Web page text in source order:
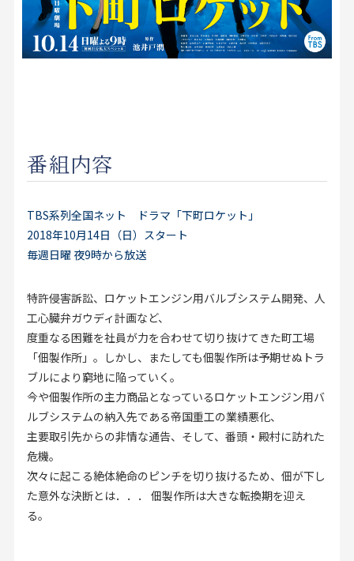
お気に入りリスト
番組内容
TBS系列全国ネット ドラマ「下町ロケット」
2018年10月14日（日）スタート
毎週日曜 夜9時から放送
特許侵害訴訟、ロケットエンジン用バルブシステム開発、人
工心臓弁ガウディ計画など、
度重なる困難を社員が力を合わせて切り抜けてきた町工場
「佃製作所」。しかし、またしても佃製作所は予期せぬトラ
ブルにより窮地に陥っていく。
今や佃製作所の主力商品となっているロケットエンジン用バ
ルブシステムの納入先である帝国重工の業績悪化、
主要取引先からの非情な通告、そして、番頭・殿村に訪れた
危機。
次々に起こる絶体絶命のピンチを切り抜けるため、佃が下し
た意外な決断とは．．． 佃製作所は大きな転換期を迎え
る。